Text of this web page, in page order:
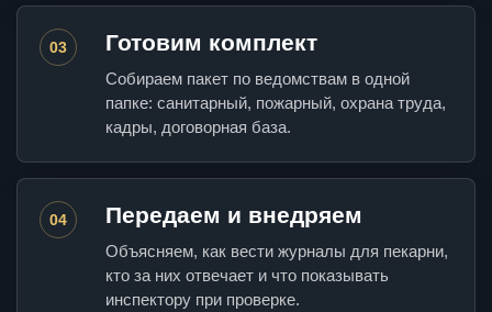
03 Готовим комплект
Собираем пакет по ведомствам в одной
папке: санитарный, пожарный, охрана труда,
кадры, договорная база.
04 Передаем и внедряем
Объясняем, как вести журналы для пекарни,
кто за них отвечает и что показывать
инспектору при проверке.